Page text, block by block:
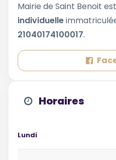
Mairie de Saint Benoit
individuelle
21040174100017.
Horaires
Lundi